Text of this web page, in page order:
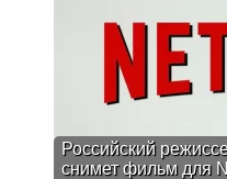
Российский
снимет фильм для